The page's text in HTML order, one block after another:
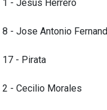
1 - Jesus Herrero
8 - Jose Antonio
17 - Pirata
2 - Cecilio Morales